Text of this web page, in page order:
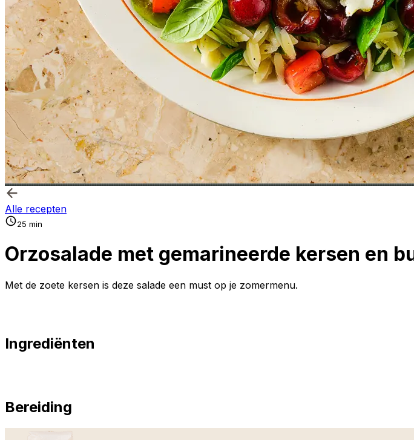
Alle recepten
25 min
Orzosalade met gemarineerde kersen en
Met de zoete kersen is deze salade een must op je zomermenu.
Ingrediënten
Bereiding